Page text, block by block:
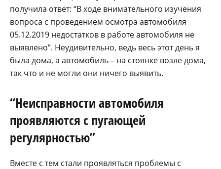
получила ответ: “В ходе внимательного изучения
вопроса с проведением осмотра автомобиля
05.12.2019 недостатков в работе автомобиля не
выявлено”. Неудивительно, ведь весь этот день я
была дома, а автомобиль – на стоянке возле дома,
так что и не могли они ничего выявить.
“Неисправности автомобиля
проявляются с пугающей
регулярностью”
Вместе с тем стали проявляться проблемы с